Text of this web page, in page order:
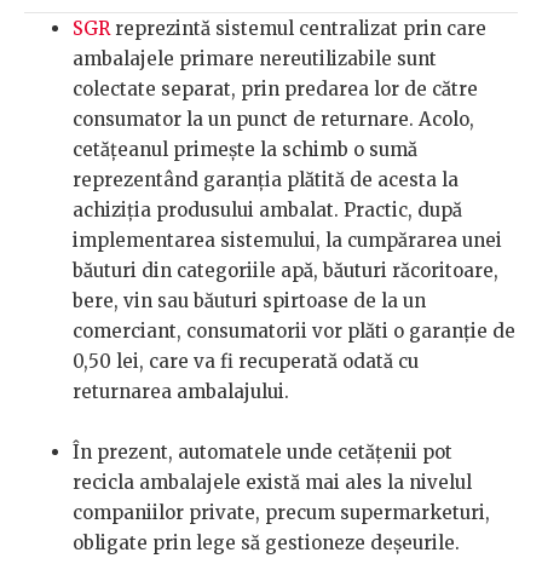
SGRreprezintă sistemul centralizat prin care
ambalajele primare nereutilizabile sunt
colectate separat, prin predarea lor de către
consumator la un punct de returnare. Acolo,
cetățeanul primește la schimb o sumă
reprezentând garanția plătită de acesta la
achiziția produsului ambalat. Practic, după
implementarea sistemului, la cumpărarea unei
băuturi din categoriile apă, băuturi răcoritoare,
bere, vin sau băuturi spirtoase de la un
comerciant, consumatorii vor plăti o garanţie de
0,50 lei, care va fi recuperată odată cu
returnarea ambalajului.
În prezent, automatele unde cetățenii pot
recicla ambalajele există mai ales la nivelul
companiilor private, precum supermarketuri,
obligate prin lege să gestioneze deșeurile.